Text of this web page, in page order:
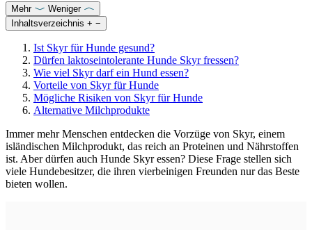
Mehr
Weniger
Inhaltsverzeichnis + −
Ist Skyr für Hunde gesund?
Dürfen laktoseintolerante Hunde Skyr fressen?
Wie viel Skyr darf ein Hund essen?
Vorteile von Skyr für Hunde
Mögliche Risiken von Skyr für Hunde
Alternative Milchprodukte
Immer mehr Menschen entdecken die Vorzüge von Skyr, einem
isländischen Milchprodukt, das reich an Proteinen und Nährstoffen
ist. Aber dürfen auch Hunde Skyr essen? Diese Frage stellen sich
viele Hundebesitzer, die ihren vierbeinigen Freunden nur das Beste
bieten wollen.